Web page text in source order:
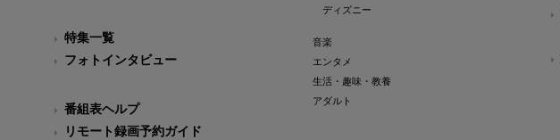
特集一覧
フォトインタビュー
番組表ヘルプ
リモート録画予約ガイド
ディズニー
音楽
エンタメ
生活・趣味・教養
アダルト